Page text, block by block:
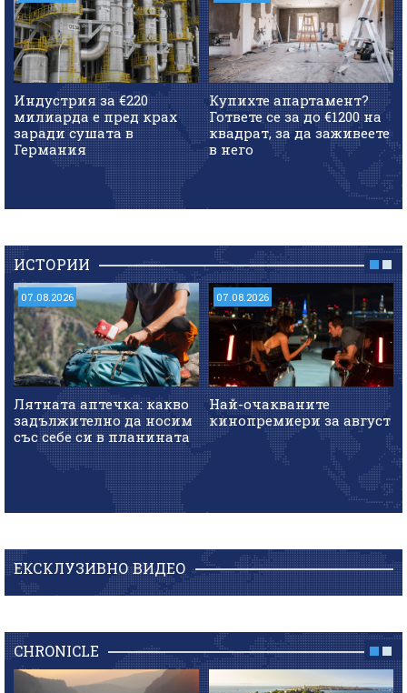
Индустрия за €220
милиарда е пред крах
заради сушата в
Германия
Купихте апартамент?
Гответе се за до €1200 на
квадрат, за да заживеете
в него
ИСТОРИИ
07.08.2026
Лятната аптечка: какво
задължително да носим
със себе си в планината
07.08.2026
Най-очакваните
кинопремиери за август
ЕКСКЛУЗИВНО ВИДЕО
CHRONICLE